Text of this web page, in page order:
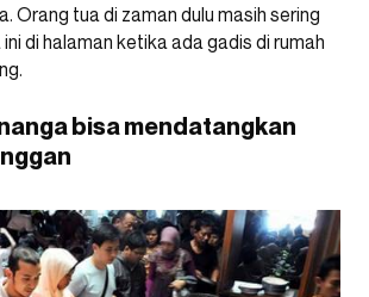
Orang tua di zaman dulu masih sering
di halaman ketika ada gadis di rumah
bisa mendatangkan